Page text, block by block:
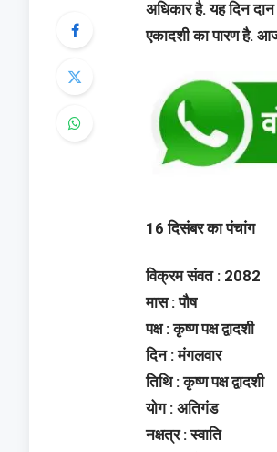
अधिकार है. यह दिन
एकादशी का पारण है.
16 दिसंबर का पंचांग
विक्रम संवत : 2082
मास : पौष
पक्ष : कृष्ण पक्ष द्वादशी
दिन : मंगलवार
तिथि : कृष्ण पक्ष द्वादशी
योग : अतिगंड
नक्षत्र : स्वाति